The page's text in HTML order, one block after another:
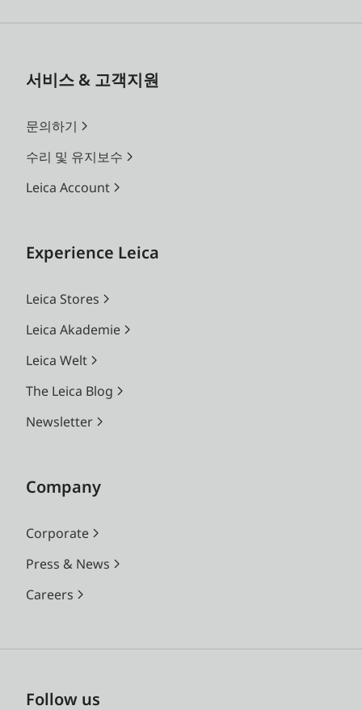
서비스 & 고객지원
문의하기
수리 및 유지보수
Leica Account
Experience Leica
Leica Stores
Leica Akademie
Leica Welt
The Leica Blog
Newsletter
Company
Corporate
Press & News
Careers
Follow us